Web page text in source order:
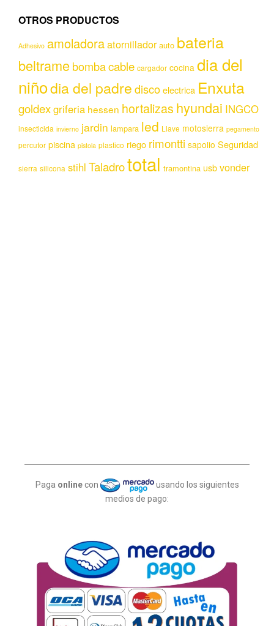
OTROS PRODUCTOS
Adhesivo amoladoraatornillador auto bateria
beltramebombacable cargador cocina dia del
niñodia del padrediscoelectrica Enxuta
goldexgriferia hessen hortalizas hyundai INGCO
insecticida invierno jardin lampara led Llave motosierra pegamento
percutor piscina pistola plastico riego rimontti sapolio Seguridad
sierra silicona stihl Taladrototal tramontina usbvonder
Paga online con
usando los siguientes
medios de pago: